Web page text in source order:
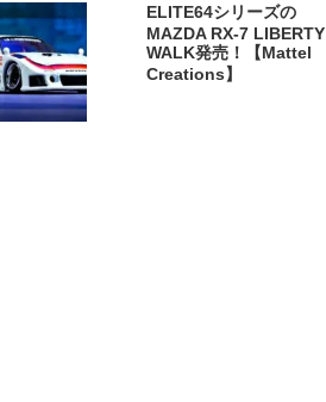
ELITE64シリーズの
MAZDA RX-7 LIBERTY
WALK発売！【Mattel
Creations】